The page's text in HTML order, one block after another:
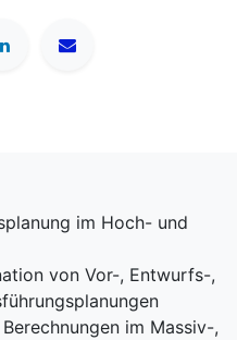
im Hoch- und
von Vor-, Entwurfs-,
im Massiv-,